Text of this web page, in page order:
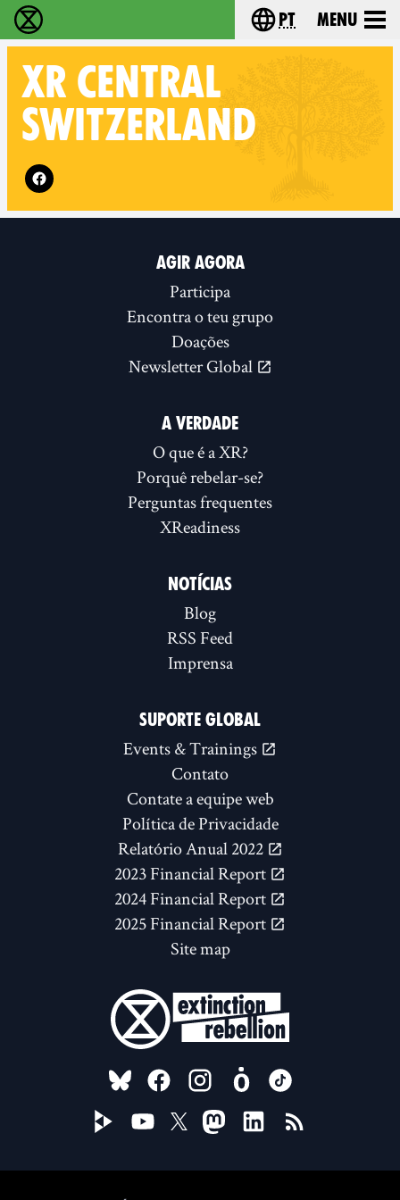
Extinction Rebellion - Home Choose your
pt Menu
XR CENTRAL
SWITZERLAND
Follow XR Central Switzerland on
AGIR AGORA
Participa
Encontra o teu grupo
Doações
Newsletter Global
A VERDADE
O que é a XR?
Porquê rebelar-se?
Perguntas frequentes
XReadiness
NOTÍCIAS
Blog
RSS Feed
Imprensa
SUPORTE GLOBAL
Events & Trainings
Contato
Contate a equipe web
Política de Privacidade
Relatório Anual 2022
2023 Financial Report
2024 Financial Report
2025 Financial Report
Site map
FOLLOW US ON